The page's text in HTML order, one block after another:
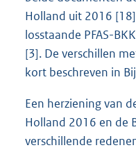
Holland uit 2016
losstaande PFAS-
[3]. De verschillen
kort beschreven in
Een herziening van
Holland 2016 en de
verschillende